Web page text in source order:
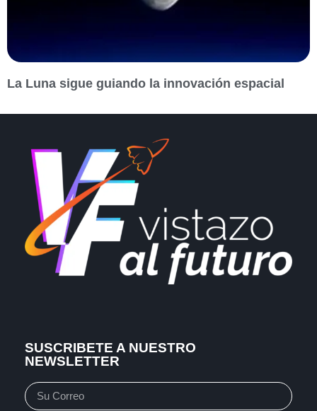
La Luna sigue guiando la innovación espacial
SUSCRIBETE A NUESTRO
NEWSLETTER